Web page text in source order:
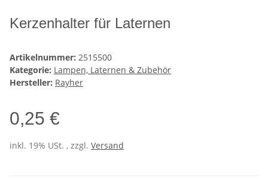
Kerzenhalter für Laternen
Artikelnummer: 2515500
Kategorie: Lampen, Laternen & Zubehör
Hersteller: Rayher
0,25 €
inkl. 19% USt. , zzgl. Versand